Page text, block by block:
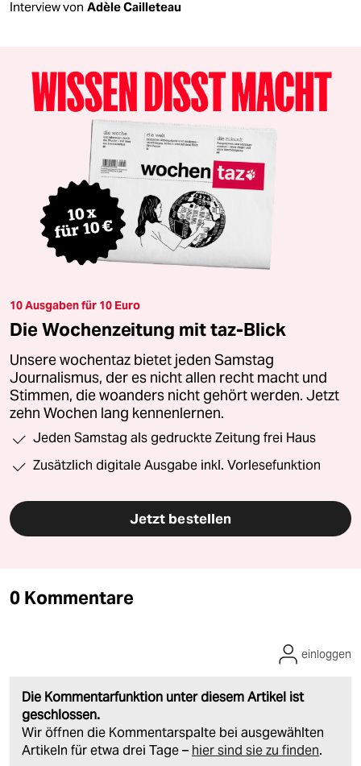
Interview von Adèle Cailleteau
10 Ausgaben für 10 Euro
Die Wochenzeitung mit taz-Blick
Unsere wochentaz bietet jeden Samstag
Journalismus, der es nicht allen recht macht und
Stimmen, die woanders nicht gehört werden. Jetzt
zehn Wochen lang kennenlernen.
Jeden Samstag als gedruckte Zeitung frei Haus
Zusätzlich digitale Ausgabe inkl. Vorlesefunktion
Jetzt bestellen
0 Kommentare
Die Kommentarfunktion unter diesem Artikel ist
geschlossen.
Wir öffnen die Kommentarspalte bei ausgewählten
Artikeln für etwa drei Tage – hier sind sie zu finden.
einloggen